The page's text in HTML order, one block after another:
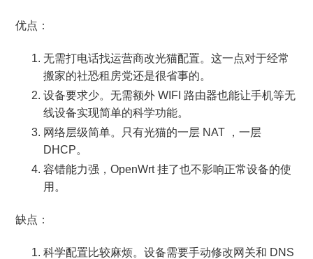
优点：
无需打电话找运营商改光猫配置。这一点对于经常
搬家的社恐租房党还是很省事的。
设备要求少。无需额外 WIFI 路由器也能让手机等无
线设备实现简单的科学功能。
网络层级简单。只有光猫的一层 NAT ，一层
DHCP。
容错能力强，OpenWrt 挂了也不影响正常设备的使
用。
缺点：
科学配置比较麻烦。设备需要手动修改网关和 DNS